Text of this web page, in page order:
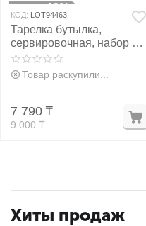
13%
КОД: LOT94463
Тарелка бутылка,
сервировочная, набор 2
шт.
Товар раскупили...
9 000 ₸
7 790 ₸
Хиты продаж